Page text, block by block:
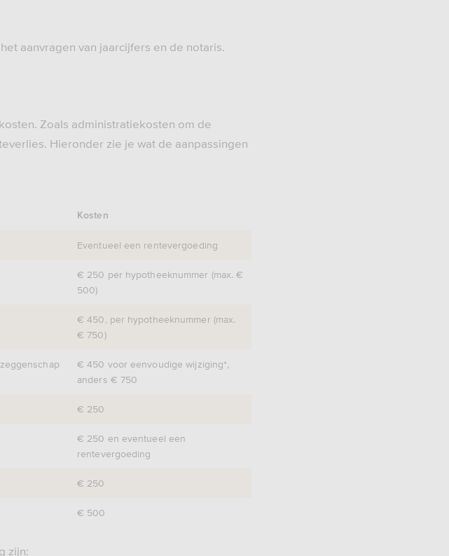
aanvragen van jaarcijfers en de notaris.
Zoals administratiekosten om de
Hieronder zie je wat de aanpassingen
Kosten
Eventueel een rentevergoeding
€ 250 per hypotheeknummer (max. €
500)
€ 450, per hypotheeknummer (max.
€ 750)
€ 450 voor eenvoudige wijziging*,
anders € 750
€ 250
€ 250 en eventueel een
rentevergoeding
€ 250
€ 500
zijn: